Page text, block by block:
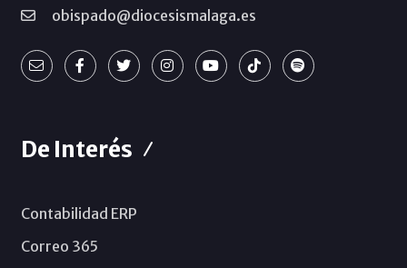
obispado@diocesismalaga.es
De Interés
Contabilidad ERP
Correo 365